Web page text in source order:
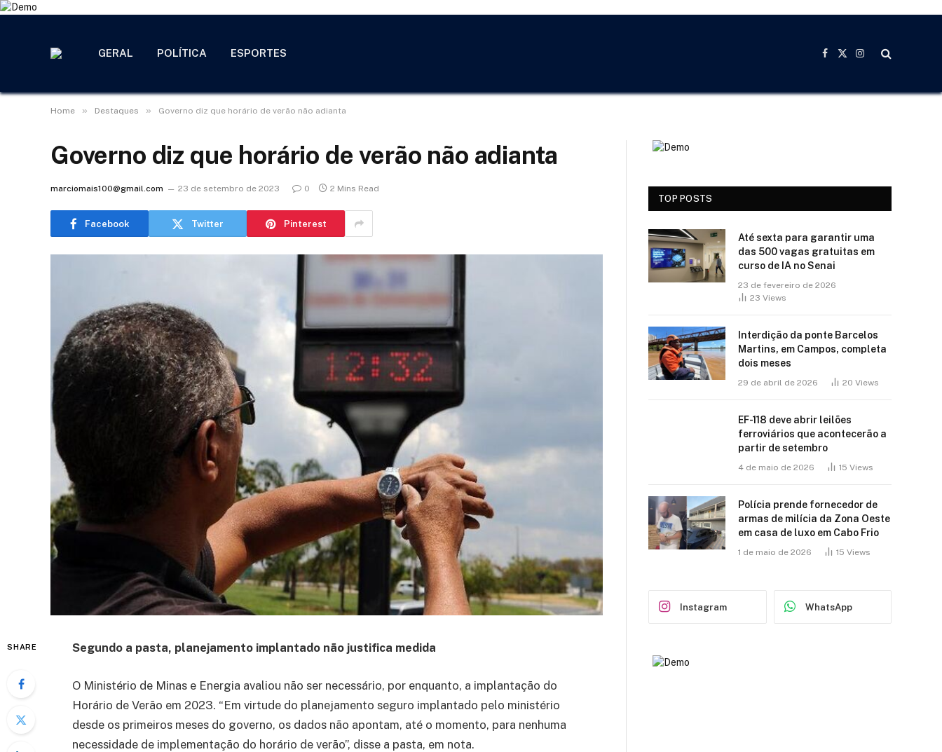
GERAL POLÍTICA ESPORTES
Facebook
X
Instagram
Home » Destaques » Governo diz que horário de verão não adianta
Governo diz que horário de verão não adianta
marciomais100@gmail.com 23 de setembro de 2023 0 2 Mins Read
Facebook Twitter Pinterest
SHARE Segundo a pasta, planejamento implantado não justifica medida
O Ministério de Minas e Energia avaliou não ser necessário, por enquanto, a implantação do
Horário de Verão em 2023. “Em virtude do planejamento seguro implantado pelo ministério
desde os primeiros meses do governo, os dados não apontam, até o momento, para nenhuma
necessidade de implementação do horário de verão”, disse a pasta, em nota.
TOP POSTS
Até sexta para garantir uma
das 500 vagas gratuitas em
curso de IA no Senai
23 de fevereiro de 2026
23 Views
Interdição da ponte Barcelos
Martins, em Campos, completa
dois meses
29 de abril de 2026 20 Views
EF-118 deve abrir leilões
ferroviários que acontecerão a
partir de setembro
4 de maio de 2026 15 Views
Polícia prende fornecedor de
armas de milícia da Zona Oeste
em casa de luxo em Cabo Frio
1 de maio de 2026 15 Views
Instagram WhatsApp